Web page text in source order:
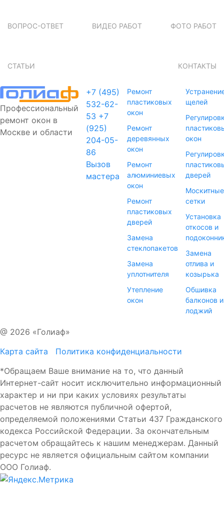
ВОПРОС-ОТВЕТ ВИДЕО РАБОТ ФОТО РАБОТ
СТАТЬИ КОНТАКТЫ
Профессиональный
ремонт окон в
Москве и области
+7 (495)
532-62-
53 +7
(925)
204-05-
86
Вызов
мастера
Ремонт
пластиковых
окон
Ремонт
деревянных
окон
Ремонт
алюминиевых
окон
Ремонт
пластиковых
дверей
Замена
стеклопакетов
Замена
уплотнителя
Утепление
окон
щелей
окон
дверей
Москитные
сетки
Установка
откосов и
Замена
отлива и
козырька
Обшивка
балконов и
лоджий
@ 2026 «Голиаф»
Карта сайта
Политика конфиденциальности
*Обращаем Ваше внимание на то, что данный
Интернет-сайт носит исключительно информационный
характер и ни при каких условиях результаты
расчетов не являются публичной офертой,
определяемой положениями Статьи 437 Гражданского
кодекса Российской Федерации. За окончательным
расчетом обращайтесь к нашим менеджерам. Данный
ресурс не является официальным сайтом компании
ООО Голиаф.